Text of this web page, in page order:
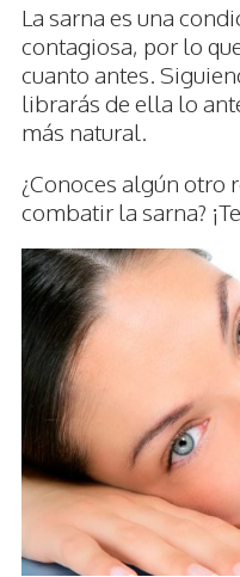
La sarna es una
contagiosa, por lo
cuanto antes.
librarás de ella lo
más natural.
¿Conoces algún otro
combatir la sarna?